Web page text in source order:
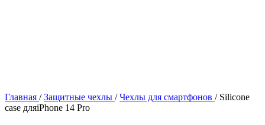
Главная / Защитные чехлы / Чехлы для смартфонов / Silicone
case дляiPhone 14 Pro